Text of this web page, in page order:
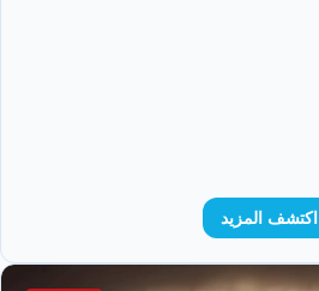
اكتشف المزيد